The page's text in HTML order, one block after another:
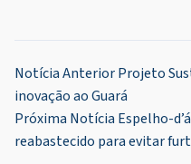
Navegação
de
Post
Notícia AnteriorProjeto
inovação ao Guará
Próxima Notícia Espelho-
reabastecido para evitar